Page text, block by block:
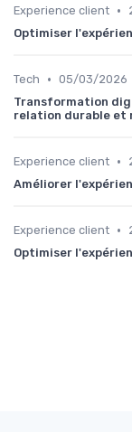
Experience client •
Optimiser
Tech • 05/03/2026
Transformation
relation durable et
Experience client •
Améliorer
Experience client •
Optimiser